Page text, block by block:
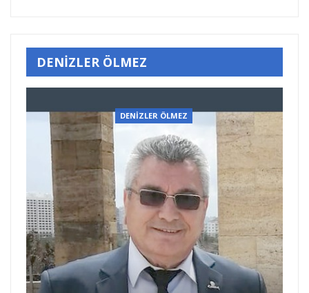
DENİZLER ÖLMEZ
DENİZLER ÖLMEZ